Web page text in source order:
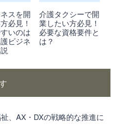
スを開
必見！
いのは
ビジネ
介護タクシーで開
業したい方必見！
必要な資格要件と
は？
、AX・DXの戦略的な推進に